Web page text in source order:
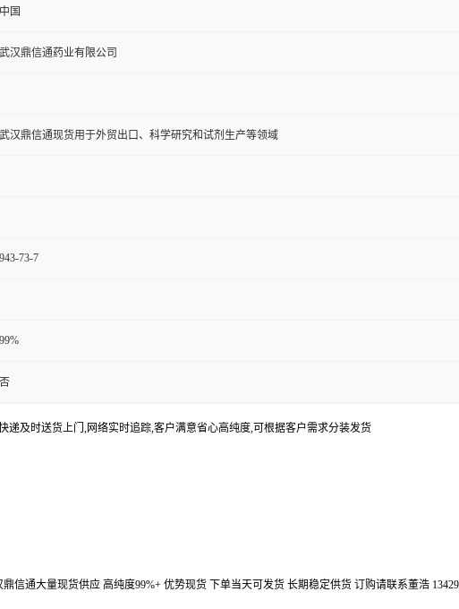
中国
武汉鼎信通药业有限公司
武汉鼎信通现货用于外贸出口、科学研究和试剂生产等领域
943-73-7
99%
否
递及时送货上门,网络实时追踪,客户满意省心高纯度,可根据客户需求分装发货
信通大量现货供应 高纯度99%+ 优势现货 下单当天可发货 长期稳定供货 订购请联系董浩